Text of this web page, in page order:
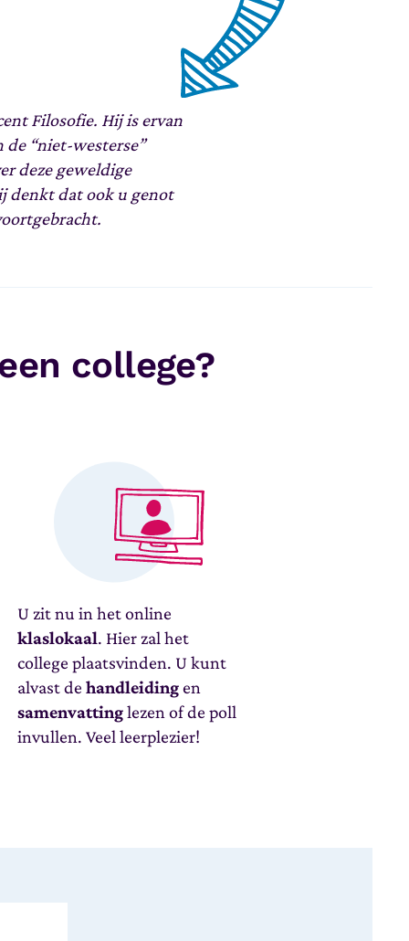
Filosofie. Hij is ervan
“niet-westerse”
deze geweldige
denkt dat ook u genot
college?
U zit nu in het online
klaslokaal. Hier zal het
college plaatsvinden. U kunt
alvast dehandleidingen
samenvattinglezen of de poll
invullen. Veel leerplezier!